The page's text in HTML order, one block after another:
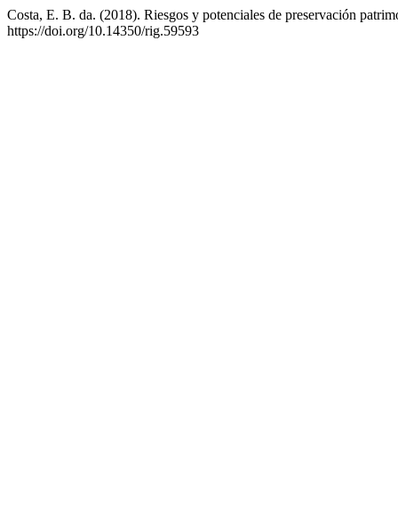
Costa, E. B. da. (2018). Riesgos y potenciales de preservación
https://doi.org/10.14350/rig.59593